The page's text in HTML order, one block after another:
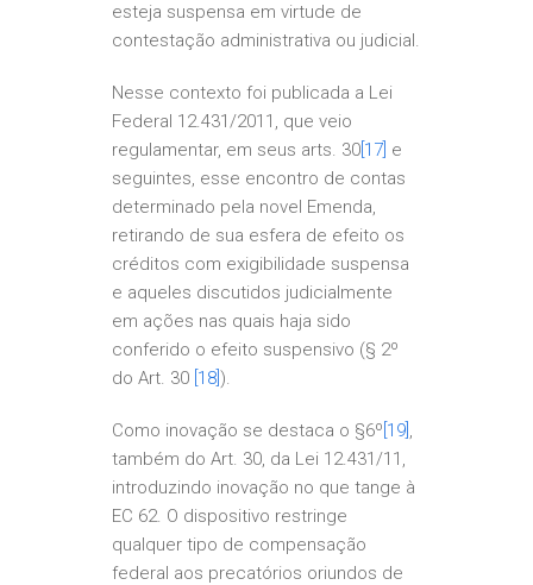
esteja suspensa em virtude de
contestação administrativa ou judicial.
Nesse contexto foi publicada a Lei
Federal 12.431/2011, que veio
regulamentar, em seus arts. 30 [17] e
seguintes, esse encontro de contas
determinado pela novel Emenda,
retirando de sua esfera de efeito os
créditos com exigibilidade suspensa
e aqueles discutidos judicialmente
em ações nas quais haja sido
conferido o efeito suspensivo (§ 2º
do Art. 30 [18]).
Como inovação se destaca o §6º [19] ,
também do Art. 30, da Lei 12.431/11,
introduzindo inovação no que tange à
EC 62. O dispositivo restringe
qualquer tipo de compensação
federal aos precatórios oriundos de